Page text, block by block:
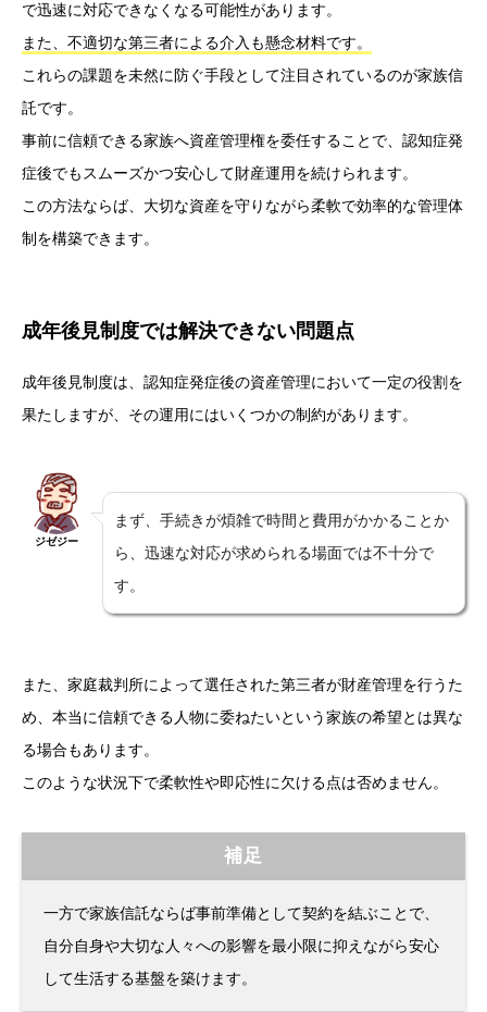
で迅速に対応できなくなる可能性があります。
また、不適切な第三者による介入も懸念材料です。
これらの課題を未然に防ぐ手段として注目されているのが家族信
託です。
事前に信頼できる家族へ資産管理権を委任することで、認知症発
症後でもスムーズかつ安心して財産運用を続けられます。
この方法ならば、大切な資産を守りながら柔軟で効率的な管理体
制を構築できます。
成年後見制度では解決できない問題点
成年後見制度は、認知症発症後の資産管理において一定の役割を
果たしますが、その運用にはいくつかの制約があります。
ジゼジー
まず、手続きが煩雑で時間と費用がかかることか
ら、迅速な対応が求められる場面では不十分で
す。
また、家庭裁判所によって選任された第三者が財産管理を行うた
め、本当に信頼できる人物に委ねたいという家族の希望とは異な
る場合もあります。
このような状況下で柔軟性や即応性に欠ける点は否めません。
補足
一方で家族信託ならば事前準備として契約を結ぶことで、
自分自身や大切な人々への影響を最小限に抑えながら安心
して生活する基盤を築けます。